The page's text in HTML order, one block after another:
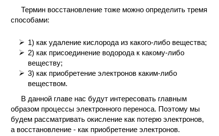
И ХИМИЧЕСКАЯ
ТЕХНОЛОГИЯ
КОНТАКТЫ
Термин восстановление тоже можно определить тремя
способами:
1) как удаление кислорода из какого-либо вещества;
2) как присоединение водорода к какому-либо
веществу;
3) как приобретение электронов каким-либо
веществом.
В данной главе нас будут интересовать главным
образом процессы электронного переноса. Поэтому мы
будем рассматривать окисление как потерю электронов,
а восстановление - как приобретение электронов.